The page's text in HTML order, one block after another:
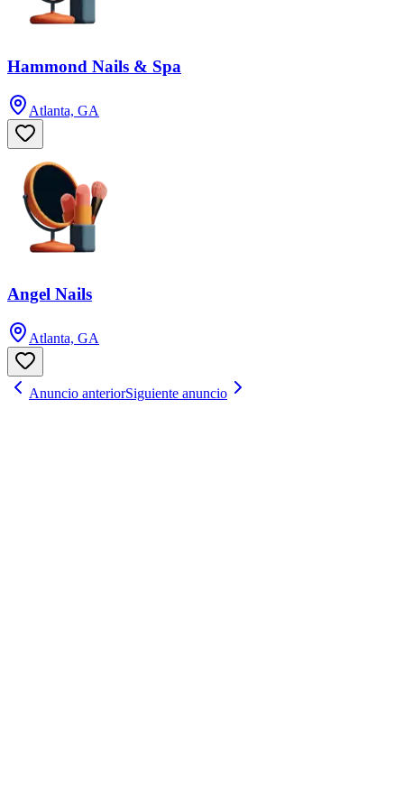
Hammond Nails & Spa
Atlanta, GA
Angel Nails
Atlanta, GA
Anuncio anteriorSiguiente anuncio